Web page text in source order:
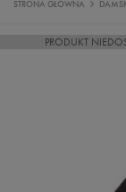
STRONA GŁÓWNA
PRODUKT